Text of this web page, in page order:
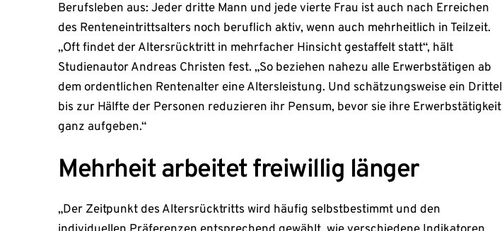
Berufsleben aus: Jeder dritte Mann und jede vierte Frau ist auch nach Erreichen
des Renteneintrittsalters noch beruflich aktiv, wenn auch mehrheitlich in Teilzeit.
„Oft findet der Altersrücktritt in mehrfacher Hinsicht gestaffelt statt“, hält
Studienautor Andreas Christen fest. „So beziehen nahezu alle Erwerbstätigen ab
dem ordentlichen Rentenalter eine Altersleistung. Und schätzungsweise ein Drittel
bis zur Hälfte der Personen reduzieren ihr Pensum, bevor sie ihre Erwerbstätigkeit
ganz aufgeben.“
Mehrheit arbeitet freiwillig länger
„Der Zeitpunkt des Altersrücktritts wird häufig selbstbestimmt und den